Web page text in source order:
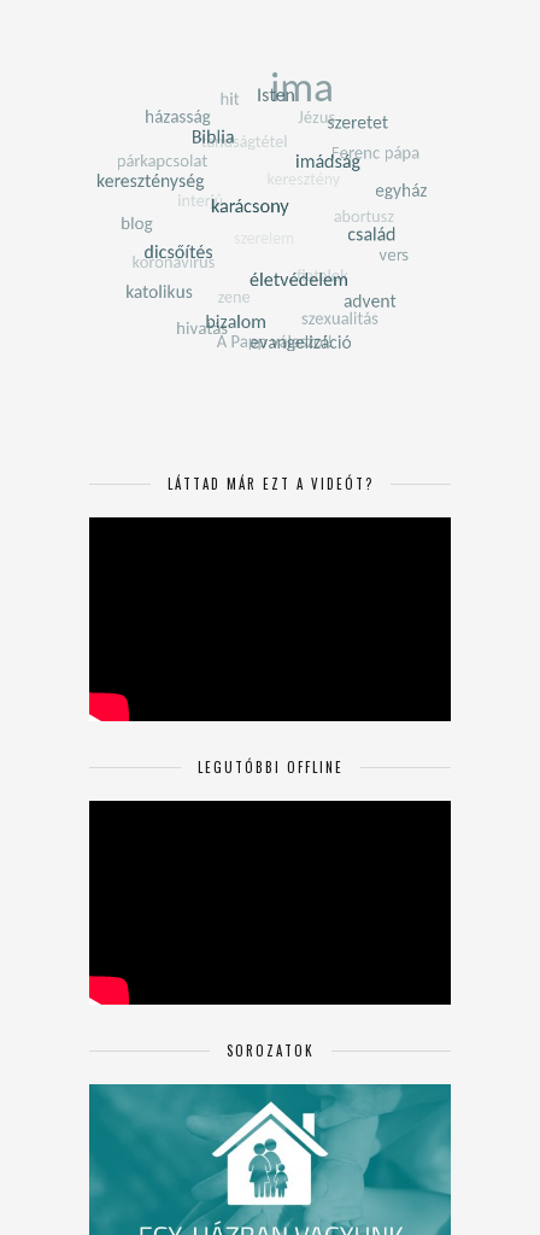
LÁTTAD MÁR EZT A VIDEÓT?
LEGUTÓBBI OFFLINE
SOROZATOK